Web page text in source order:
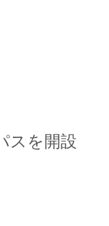
スを開設